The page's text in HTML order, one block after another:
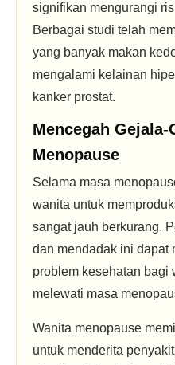
signifikan mengurangi
Berbagai studi telah
yang banyak makan
mengalami kelainan
kanker prostat.
Mencegah Gejala-
Menopause
Selama masa
wanita untuk
sangat jauh berkurang.
dan mendadak ini dapat
problem kesehatan bagi
melewati masa
Wanita menopause
untuk menderita